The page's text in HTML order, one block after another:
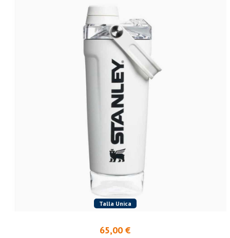
Talla Unica
65,00 €